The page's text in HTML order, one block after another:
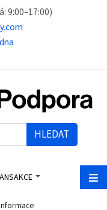
9:00–17:00)
HLEDAT